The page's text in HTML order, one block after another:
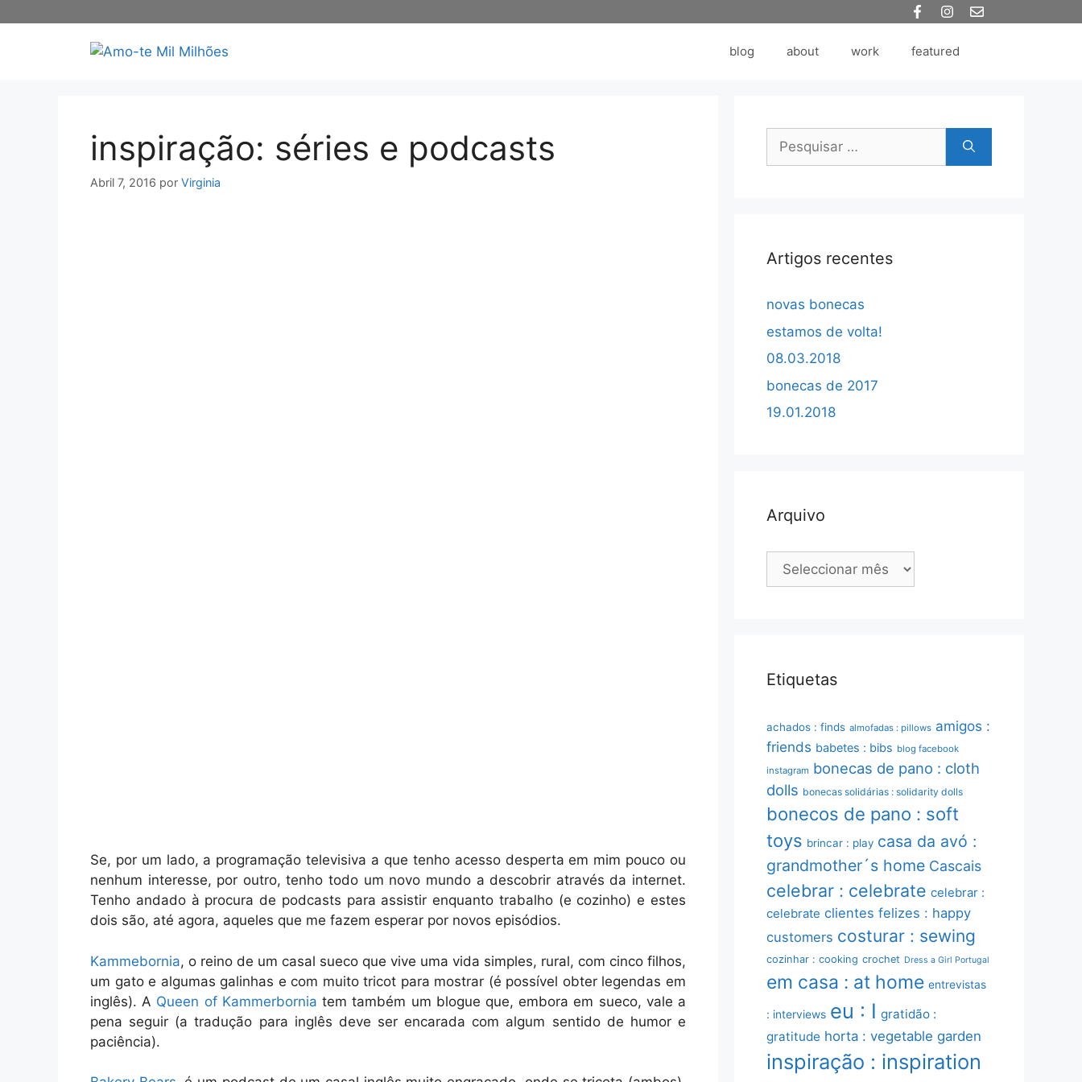
blog about work featured
inspiração: séries e podcasts
Abril 7, 2016 por Virginia
Se, por um lado, a programação televisiva a que tenho acesso desperta em mim pouco ou
nenhum interesse, por outro, tenho todo um novo mundo a descobrir através da internet.
Tenho andado à procura de podcasts para assistir enquanto trabalho (e cozinho) e estes
dois são, até agora, aqueles que me fazem esperar por novos episódios.
Kammebornia, o reino de um casal sueco que vive uma vida simples, rural, com cinco filhos,
um gato e algumas galinhas e com muito tricot para mostrar (é possível obter legendas em
inglês). A Queen of Kammerbornia tem também um blogue que, embora em sueco, vale a
pena seguir (a tradução para inglês deve ser encarada com algum sentido de humor e
paciência).
Pesquisar
Artigos recentes
novas bonecas
estamos de volta!
08.03.2018
bonecas de 2017
19.01.2018
Arquivo
Arquivo
Etiquetas
achados : finds almofadas : pillows amigos :
friends babetes : bibs blog facebook
instagram bonecas de pano : cloth
dolls bonecas solidárias : solidarity dolls
bonecos de pano : soft
toys brincar : play casa da avó :
grandmother´s home Cascais
celebrar : celebrate celebrar :
celebrate clientes felizes : happy
customers costurar : sewing
cozinhar : cooking crochet Dress a Girl Portugal
em casa : at home entrevistas
: interviews eu : I gratidão :
gratitude horta : vegetable garden
inspiração : inspiration